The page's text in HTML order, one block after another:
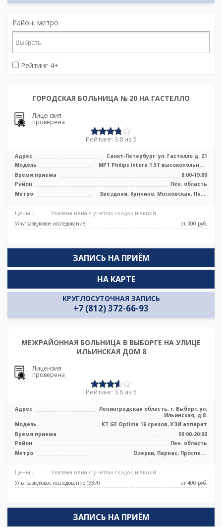
Район, метро
Рейтинг 4+
ГОРОДСКАЯ БОЛЬНИЦА № 20 НА ГАСТЕЛЛО
Лицензия
проверена
Рейтинг: 3.8 из 5
Адрес
Санкт-Петербург: ул. Гастелло д. 21
Модель
МРТ Philips Intera 1.5T высокопольный
закрытый тип, УЗИ
Время приема
8:00-19:00
Район
Лен. область
Метро
Звёздная, Купчино, Московская, Парк
Победы, Электросила, Дунайская,
Цены ↓ Указана цена с учетом скидок и акций
Ультразвуковое исследование от 300 pуб.
ЗАПИСЬ НА ПРИЁМ
КРУГЛОСУТОЧНАЯ ЗАПИСЬ
+7 (812) 372-66-93
НА КАРТЕ
МЕЖРАЙОННАЯ БОЛЬНИЦА В ВЫБОРГЕ НА УЛИЦЕ
ИЛЬИНСКАЯ ДОМ 8
Лицензия
проверена
Рейтинг: 3.6 из 5
Адрес
Ленинградская область, г. Выборг, ул.
Ильинская, д.8.
Модель
КТ GE Optima 16 срезов, УЗИ аппарат
Время приема
09:00-20:00
Район
Лен. область
Метро
Озерки, Парнас, Проспект
Цены ↓ Указана цена с учетом скидок и акций
Ультразвуковое исследование (УЗИ) от 400 pуб.
ЗАПИСЬ НА ПРИЁМ